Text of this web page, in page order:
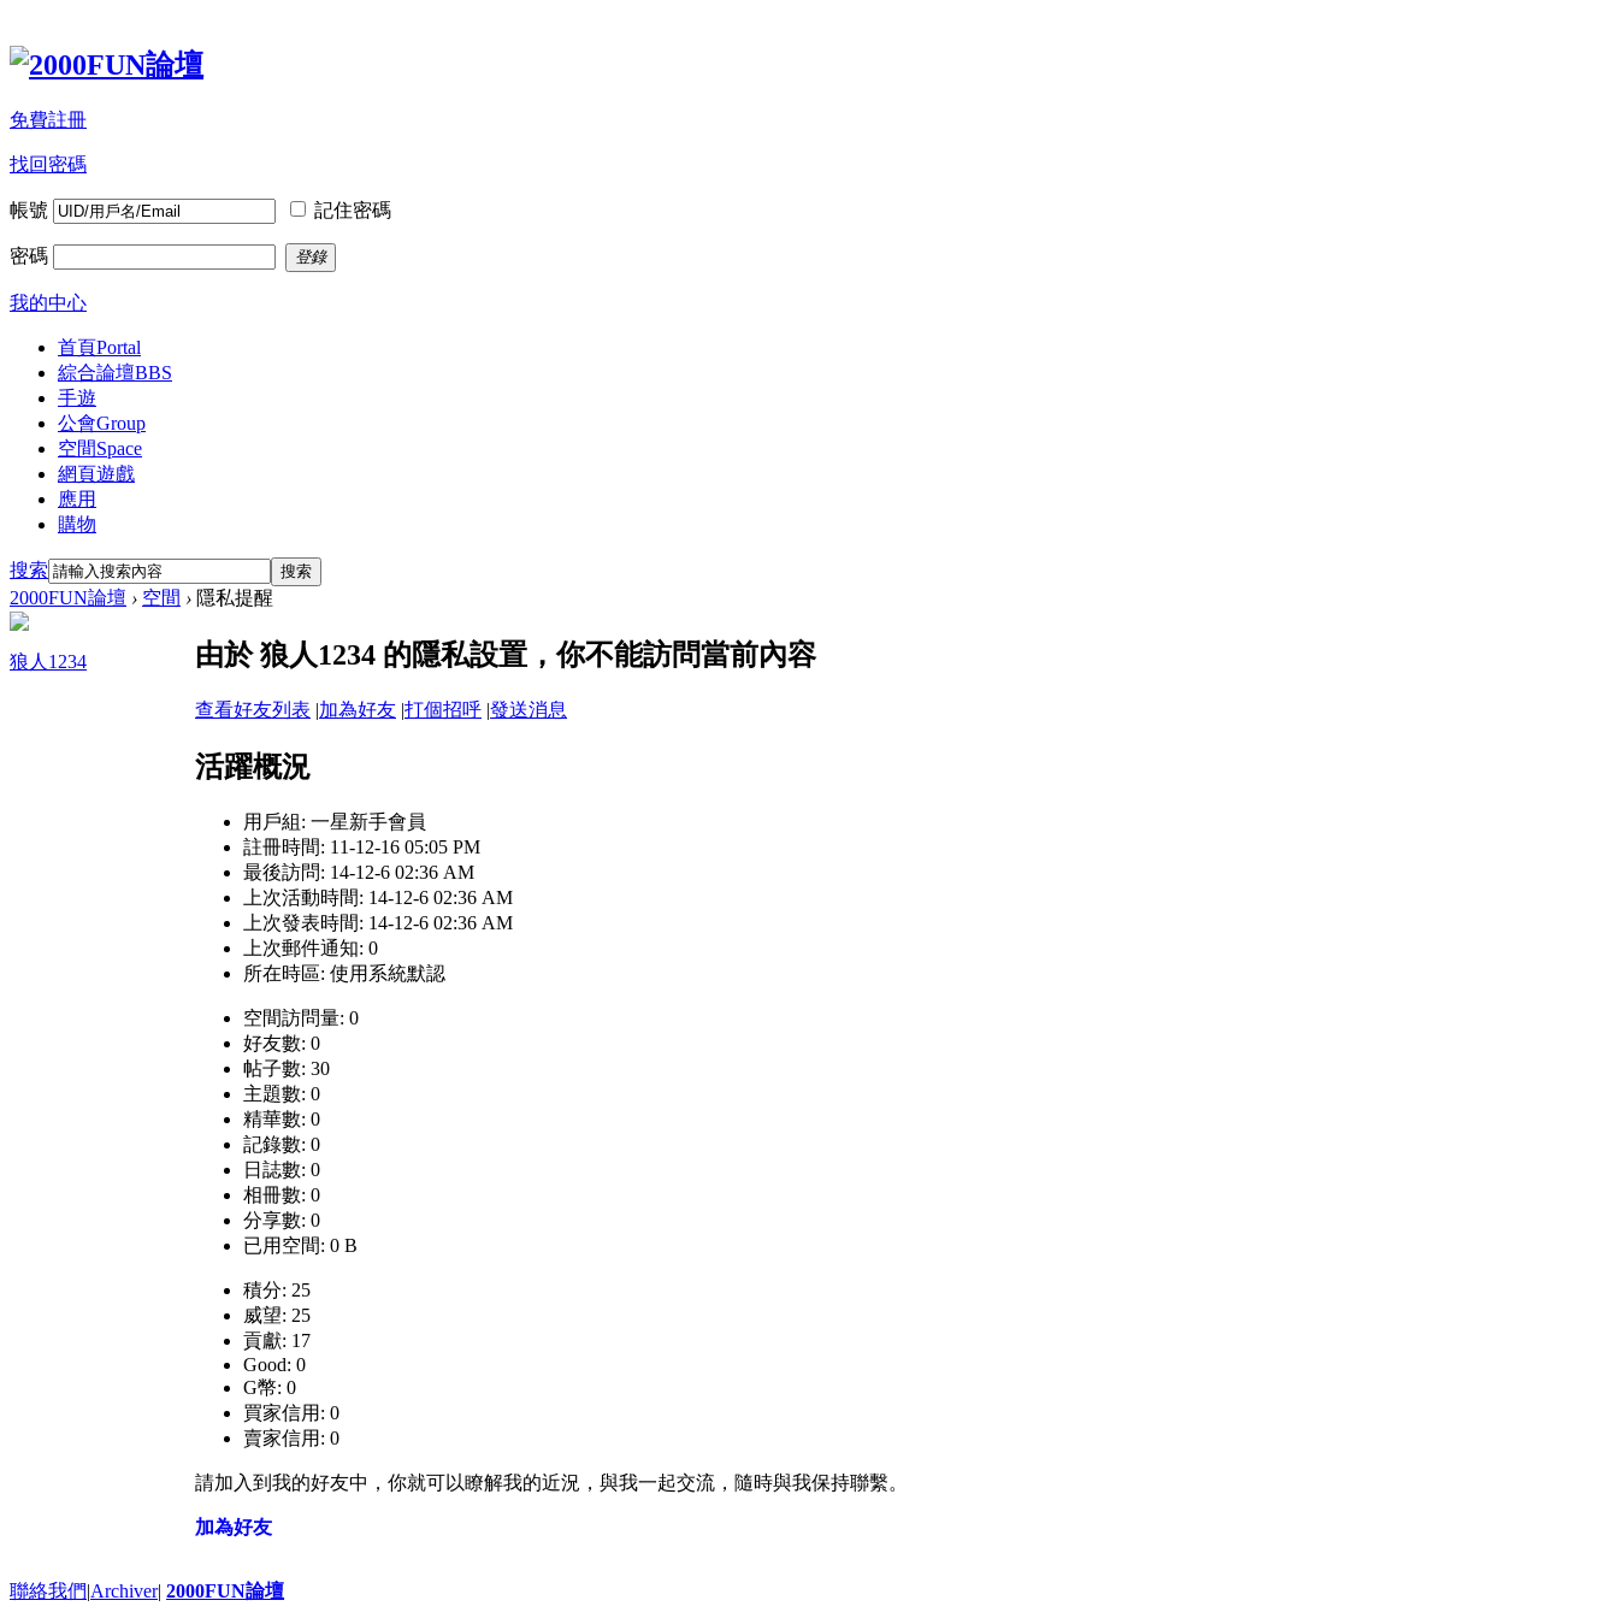
免費註冊
找回密碼
帳號 記住密碼
密碼 登錄
我的中心
首頁Portal
綜合論壇BBS
手遊
公會Group
空間Space
網頁遊戲
應用
購物
搜索 搜索
2000FUN論壇 › 空間 › 隱私提醒
狼人1234 由於 狼人1234 的隱私設置，你不能訪問當前內容
查看好友列表 |加為好友 |打個招呼 |發送消息
活躍概況
用戶組: 一星新手會員
註冊時間: 11-12-16 05:05 PM
最後訪問: 14-12-6 02:36 AM
上次活動時間: 14-12-6 02:36 AM
上次發表時間: 14-12-6 02:36 AM
上次郵件通知: 0
所在時區: 使用系統默認
空間訪問量: 0
好友數: 0
帖子數: 30
主題數: 0
精華數: 0
記錄數: 0
日誌數: 0
相冊數: 0
分享數: 0
已用空間: 0 B
積分: 25
威望: 25
貢獻: 17
Good: 0
G幣: 0
買家信用: 0
賣家信用: 0
請加入到我的好友中，你就可以瞭解我的近況，與我一起交流，隨時與我保持聯繫。
加為好友
聯絡我們|Archiver| 2000FUN論壇